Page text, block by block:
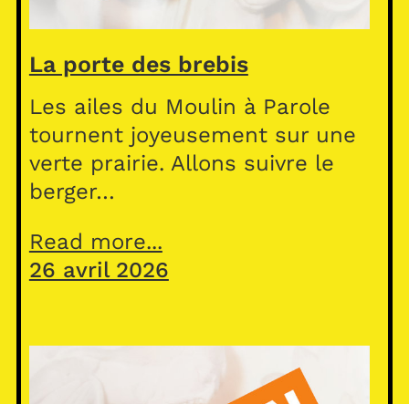
La porte des brebis
Les ailes du Moulin à Parole
tournent joyeusement sur une
verte prairie. Allons suivre le
berger…
Read more...
26 avril 2026